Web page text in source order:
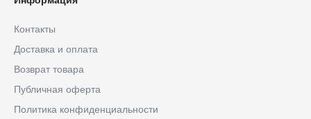
Контакты
Доставка и оплата
Возврат товара
Публичная оферта
Политика конфиденциальности